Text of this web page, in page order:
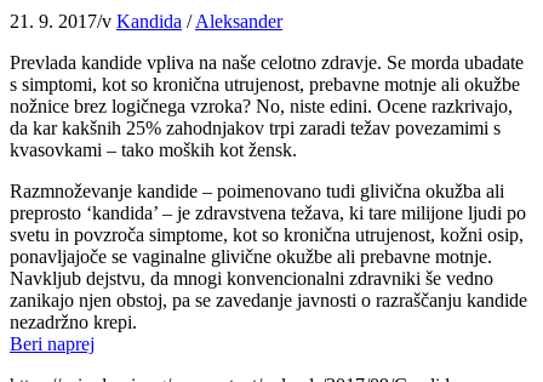
21. 9. 2017/v Kandida / Aleksander
Prevlada kandide vpliva na naše celotno zdravje. Se morda ubadate
s simptomi, kot so kronična utrujenost, prebavne motnje ali okužbe
nožnice brez logičnega vzroka? No, niste edini. Ocene razkrivajo,
da kar kakšnih 25% zahodnjakov trpi zaradi težav povezamimi s
kvasovkami – tako moških kot žensk.
Razmnoževanje kandide – poimenovano tudi glivična okužba ali
preprosto ‘kandida’ – je zdravstvena težava, ki tare milijone ljudi po
svetu in povzroča simptome, kot so kronična utrujenost, kožni osip,
ponavljajoče se vaginalne glivične okužbe ali prebavne motnje.
Navkljub dejstvu, da mnogi konvencionalni zdravniki še vedno
zanikajo njen obstoj, pa se zavedanje javnosti o razraščanju kandide
nezadržno krepi.
Beri naprej